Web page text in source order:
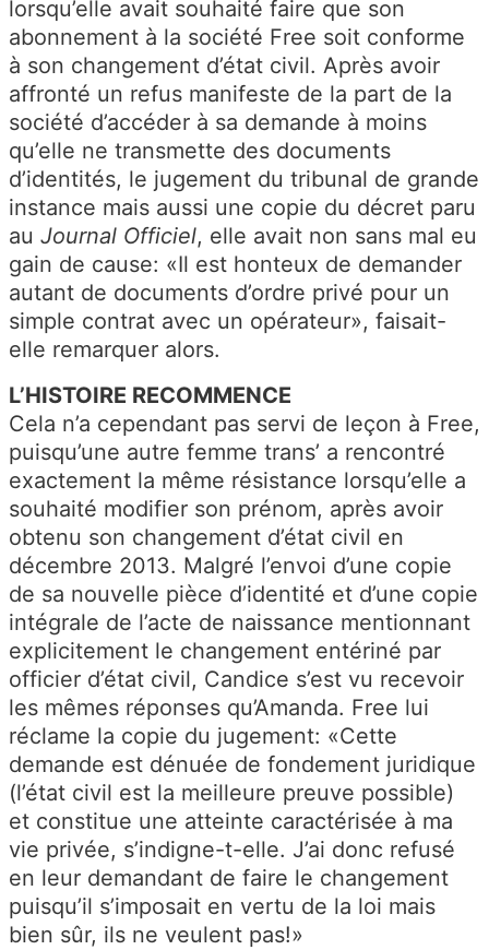
lorsqu’elle avait souhaité faire que son
abonnement à la société Free soit conforme
à son changement d’état civil. Après avoir
affronté un refus manifeste de la part de la
société d’accéder à sa demande à moins
qu’elle ne transmette des documents
d’identités, le jugement du tribunal de grande
instance mais aussi une copie du décret paru
au Journal Officiel, elle avait non sans mal eu
gain de cause: «Il est honteux de demander
autant de documents d’ordre privé pour un
simple contrat avec un opérateur», faisait-
elle remarquer alors.
L’HISTOIRE RECOMMENCE
Cela n’a cependant pas servi de leçon à Free,
puisqu’une autre femme trans’ a rencontré
exactement la même résistance lorsqu’elle a
souhaité modifier son prénom, après avoir
obtenu son changement d’état civil en
décembre 2013. Malgré l’envoi d’une copie
de sa nouvelle pièce d’identité et d’une copie
intégrale de l’acte de naissance mentionnant
explicitement le changement entériné par
officier d’état civil, Candice s’est vu recevoir
les mêmes réponses qu’Amanda. Free lui
réclame la copie du jugement: «Cette
demande est dénuée de fondement juridique
(l’état civil est la meilleure preuve possible)
et constitue une atteinte caractérisée à ma
vie privée, s’indigne-t-elle. J’ai donc refusé
en leur demandant de faire le changement
puisqu’il s’imposait en vertu de la loi mais
bien sûr, ils ne veulent pas!»